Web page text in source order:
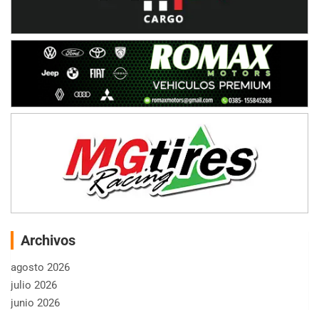
Archivos
agosto 2026
julio 2026
junio 2026